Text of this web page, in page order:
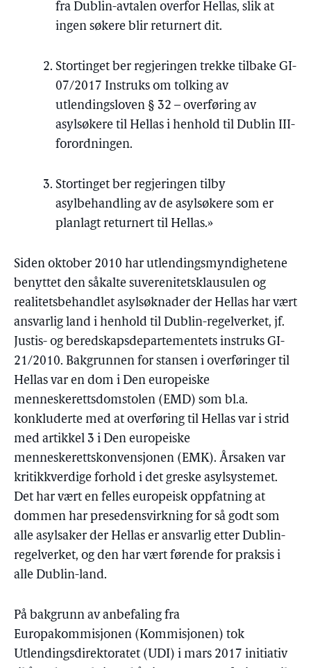
fra Dublin-avtalen overfor Hellas, slik at
ingen søkere blir returnert dit.
Stortinget ber regjeringen trekke tilbake GI-
07/2017 Instruks om tolking av
utlendingsloven § 32 – overføring av
asylsøkere til Hellas i henhold til Dublin III-
forordningen.
Stortinget ber regjeringen tilby
asylbehandling av de asylsøkere som er
planlagt returnert til Hellas.»
Siden oktober 2010 har utlendingsmyndighetene
benyttet den såkalte suverenitetsklausulen og
realitetsbehandlet asylsøknader der Hellas har vært
ansvarlig land i henhold til Dublin-regelverket, jf.
Justis- og beredskapsdepartementets instruks GI-
21/2010. Bakgrunnen for stansen i overføringer til
Hellas var en dom i Den europeiske
menneskerettsdomstolen (EMD) som bl.a.
konkluderte med at overføring til Hellas var i strid
med artikkel 3 i Den europeiske
menneskerettskonvensjonen (EMK). Årsaken var
kritikkverdige forhold i det greske asylsystemet.
Det har vært en felles europeisk oppfatning at
dommen har presedensvirkning for så godt som
alle asylsaker der Hellas er ansvarlig etter Dublin-
regelverket, og den har vært førende for praksis i
alle Dublin-land.
På bakgrunn av anbefaling fra
Europakommisjonen (Kommisjonen) tok
Utlendingsdirektoratet (UDI) i mars 2017 initiativ